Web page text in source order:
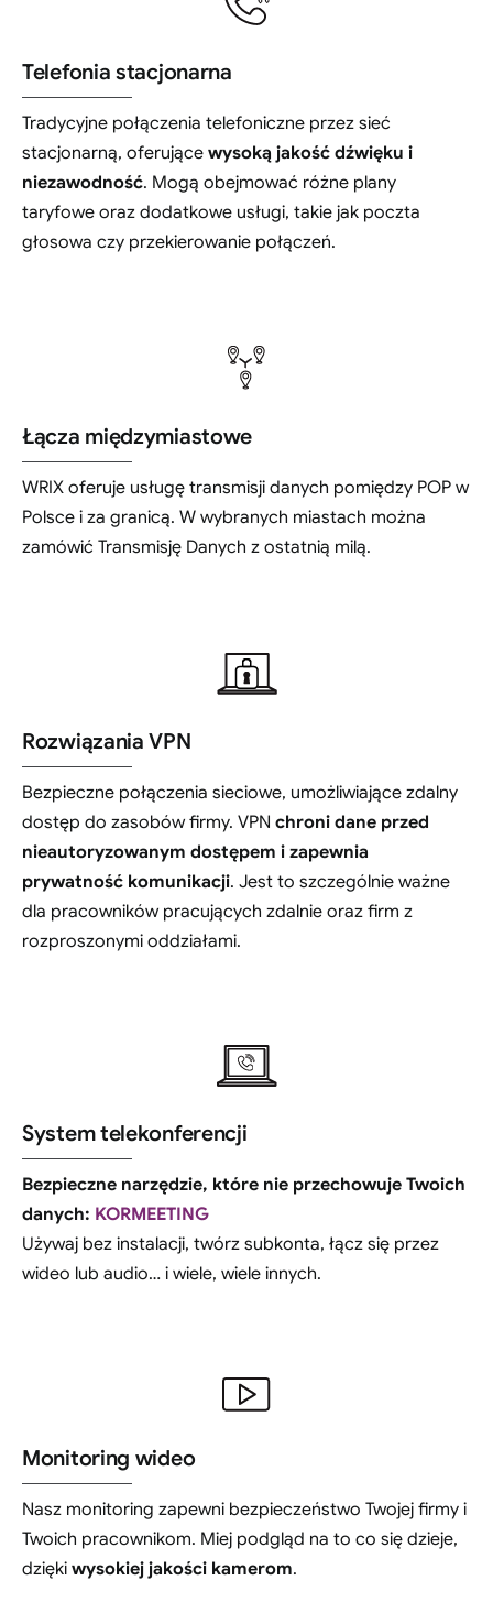
Telefonia stacjonarna
Tradycyjne połączenia telefoniczne przez sieć
stacjonarną, oferujące wysoką jakość dźwięku i
niezawodność. Mogą obejmować różne plany
taryfowe oraz dodatkowe usługi, takie jak poczta
głosowa czy przekierowanie połączeń.
Łącza międzymiastowe
WRIX oferuje usługę transmisji danych pomiędzy POP w
Polsce i za granicą. W wybranych miastach można
zamówić Transmisję Danych z ostatnią milą.
Rozwiązania VPN
Bezpieczne połączenia sieciowe, umożliwiające zdalny
dostęp do zasobów firmy. VPN chroni dane przed
nieautoryzowanym dostępem i zapewnia
prywatność komunikacji. Jest to szczególnie ważne
dla pracowników pracujących zdalnie oraz firm z
rozproszonymi oddziałami.
System telekonferencji
Bezpieczne narzędzie, które nie przechowuje Twoich
danych: KORMEETING
Używaj bez instalacji, twórz subkonta, łącz się przez
wideo lub audio… i wiele, wiele innych.
Monitoring wideo
Nasz monitoring zapewni bezpieczeństwo Twojej firmy i
Twoich pracownikom. Miej podgląd na to co się dzieje,
dzięki wysokiej jakości kamerom.